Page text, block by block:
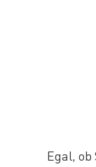
Egal, ob